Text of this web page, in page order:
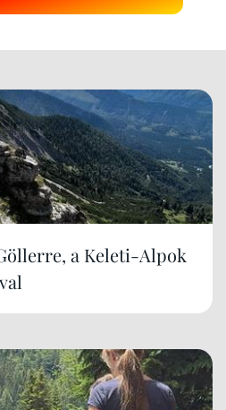
a Keleti-Alpok